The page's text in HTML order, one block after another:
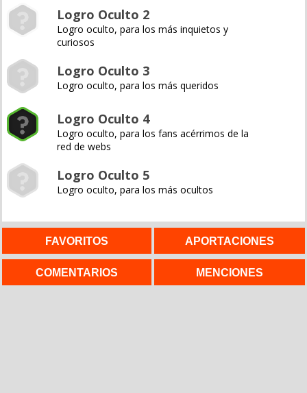
Logro Oculto 2
Logro oculto, para los más inquietos y
curiosos
Logro Oculto 3
Logro oculto, para los más queridos
Logro Oculto 4
Logro oculto, para los fans acérrimos de la
red de webs
Logro Oculto 5
Logro oculto, para los más ocultos
FAVORITOS APORTACIONES
COMENTARIOS MENCIONES